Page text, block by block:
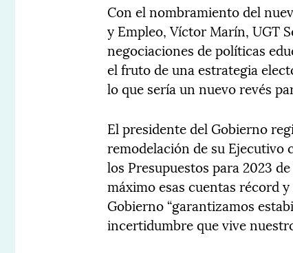
Con el nombramiento del
y Empleo, Víctor Marín, UGT
negociaciones de políticas
el fruto de una estrategia
lo que sería un nuevo revés
El presidente del Gobierno
remodelación de su Ejecutivo
los Presupuestos para 2023
máximo esas cuentas récord
Gobierno “garantizamos
incertidumbre que vive